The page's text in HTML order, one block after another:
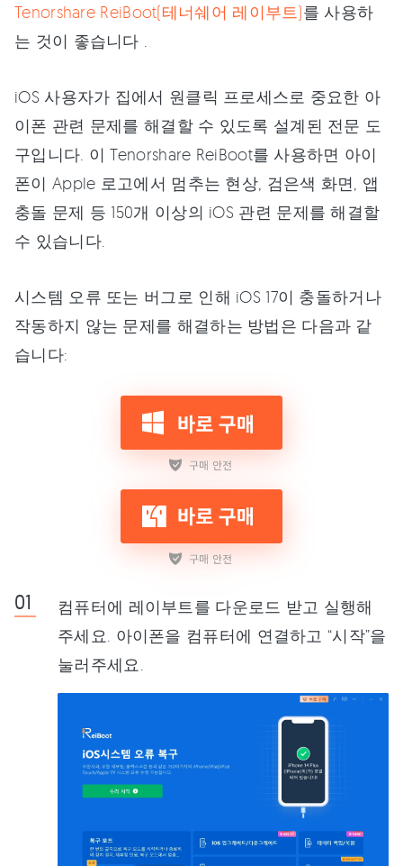
Tenorshare ReiBoot(테너쉐어 레이부트)를 사용하
는 것이 좋습니다 .
iOS 사용자가 집에서 원클릭 프로세스로 중요한 아
이폰 관련 문제를 해결할 수 있도록 설계된 전문 도
구입니다. 이 Tenorshare ReiBoot를 사용하면 아이
폰이 Apple 로고에서 멈추는 현상, 검은색 화면, 앱
충돌 문제 등 150개 이상의 iOS 관련 문제를 해결할
수 있습니다.
시스템 오류 또는 버그로 인해 iOS 17이 충돌하거나
작동하지 않는 문제를 해결하는 방법은 다음과 같
습니다:
컴퓨터에 레이부트를 다운로드 받고 실행해
주세요. 아이폰을 컴퓨터에 연결하고 “시작”을
눌러주세요.